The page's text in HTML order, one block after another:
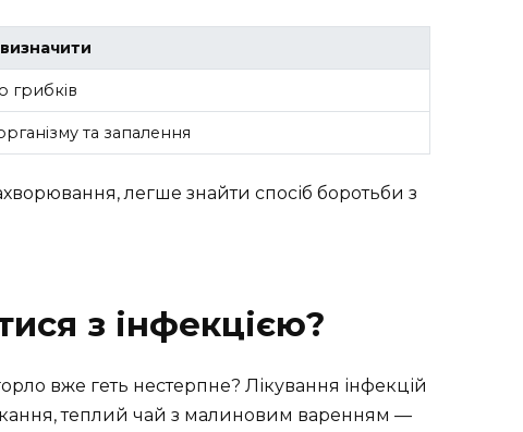
грибків
та запалення
легше знайти спосіб боротьби з
з інфекцією?
вже геть нестерпне? Лікування інфекцій
теплий чай з малиновим варенням —